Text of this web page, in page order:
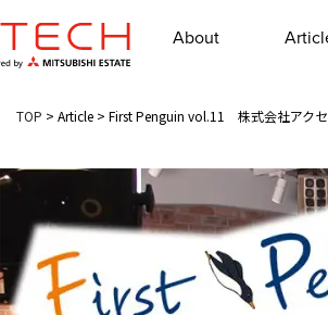
About
TOP > Article > First Penguin vol.11 株式会社アク